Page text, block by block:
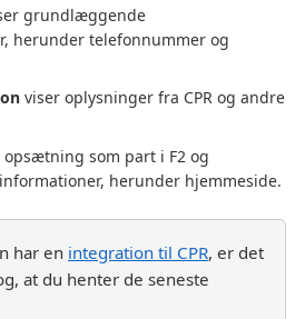
grundlæggende
herunder telefonnummer og
viser oplysninger fra CPR og andre
opsætning som part i F2 og
herunder hjemmeside.
har en integration til CPR, er det
at du henter de seneste